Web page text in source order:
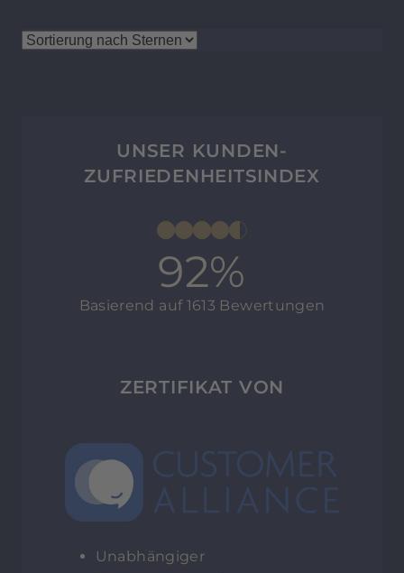
UNSER KUNDEN-
ZUFRIEDENHEITSINDEX
92%
Basierend auf 1613 Bewertungen
ZERTIFIKAT VON
Unabhängiger